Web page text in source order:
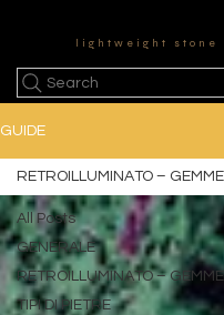
Search
lightweight stone
GUIDE
All Posts
GENERALE
RETROILLUMINATO – GEMME
TIPI DI PIETRE
RETROILLUMINATO – GEMME